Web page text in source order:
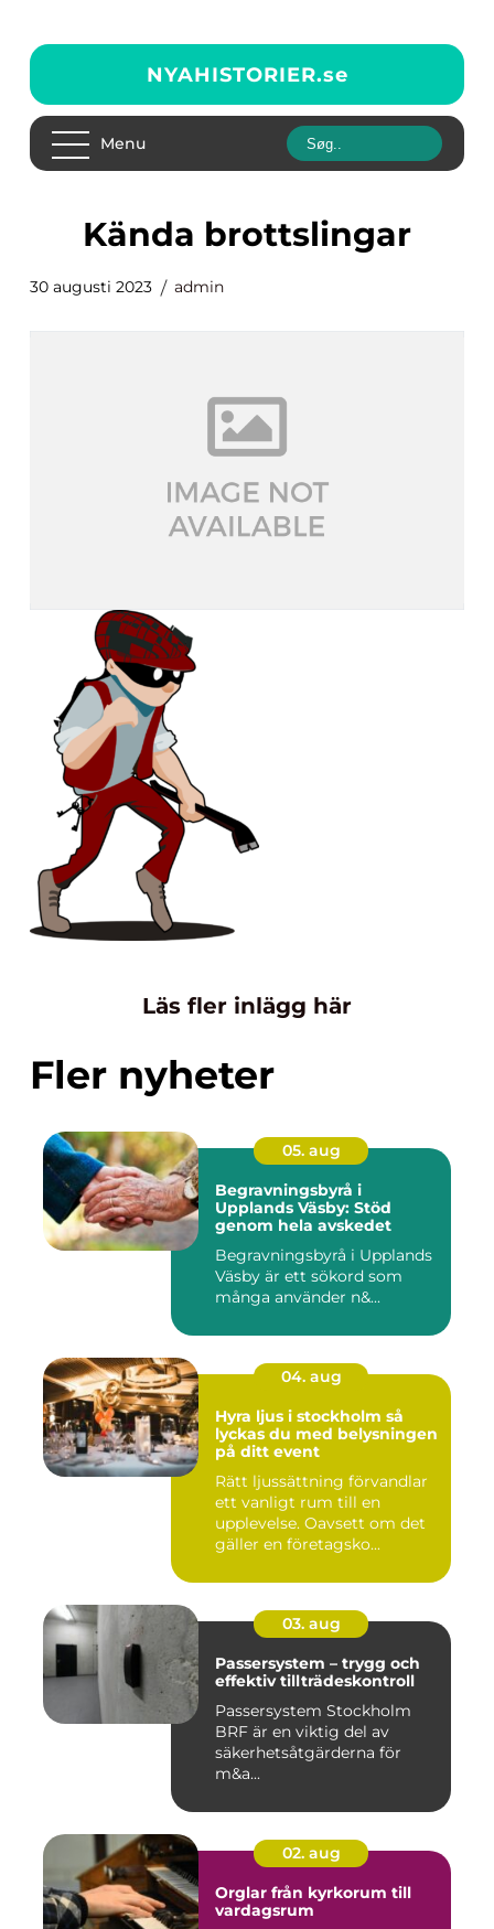
NYAHISTORIER.se
Menu
kända brottslingar
30 augusti 2023 admin
Läs fler inlägg här
Fler nyheter
05. aug
Begravningsbyrå i
Upplands Väsby: Stöd
genom hela avskedet
Begravningsbyrå i Upplands
Väsby är ett sökord som
många använder n&...
04. aug
Hyra ljus i stockholm så
lyckas du med belysningen
på ditt event
Rätt ljussättning förvandlar
ett vanligt rum till en
upplevelse. Oavsett om det
gäller en företagsko...
03. aug
Passersystem – trygg och
effektiv tillträdeskontroll
Passersystem Stockholm
BRF är en viktig del av
säkerhetsåtgärderna för
m&a...
02. aug
Orglar från kyrkorum till
vardagsrum